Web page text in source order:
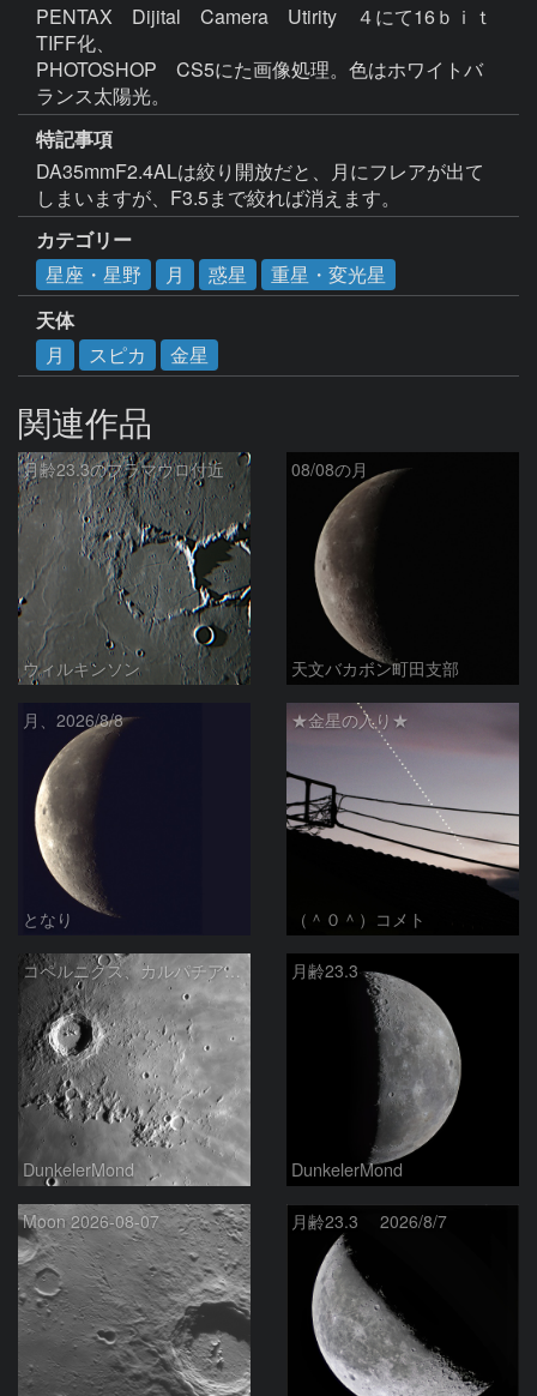
PENTAX　Dijital　Camera　Utirity　４にて16ｂｉｔ
TIFF化、
PHOTOSHOP　CS5にた画像処理。色はホワイトバ
ランス太陽光。
特記事項
DA35mmF2.4ALは絞り開放だと、月にフレアが出て
しまいますが、F3.5まで絞れば消えます。
カテゴリー
星座・星野
月 惑星
重星・変光星
天体
月
スピカ 金星
関連作品
月齢23.3のフラマウロ付近
ウィルキンソン
08/08の月
天文バカボン町田支部
月、2026/8/8
となり
★金星の入り★
（＾０＾）コメト
コペルニクス、カルパチア山脈付近
DunkelerMond
月齢23.3
DunkelerMond
Moon 2026-08-07 月齢23.3 2026/8/7